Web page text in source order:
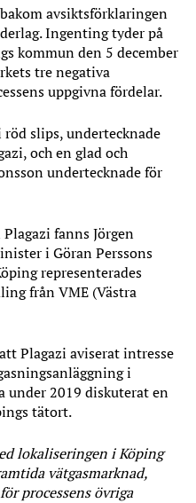
avsiktsförklaringen
Ingenting tyder på
kommun den 5 december
tre negativa
uppgivna fördelar.
slips, undertecknade
och en glad och
undertecknade för
fanns Jörgen
i Göran Perssons
representerades
från VME (Västra
Plagazi aviserat intresse
i
under 2019 diskuterat en
tätort.
lokaliseringen i Köping
vätgasmarknad,
processens övriga